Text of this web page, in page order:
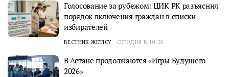
Голосование за рубежом: ЦИК РК разъяснил
порядок включения граждан в списки
избирателей
ВЕСТНИК ЖЕТІСУ СЕГОДНЯ В 10:20
В Астане продолжаются «Игры Будущего
2026»